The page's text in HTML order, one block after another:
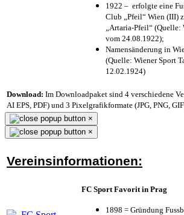
1922 – erfolgte eine
Club „Pfeil“ Wien (III)
„Artaria-Pfeil“
vom 24.08.1922);
Namensänderung in
(Quelle: Wiener Sport
12.02.1924)
Download: Im Downloadpaket sind 4 verschiedene
AI EPS, PDF) und 3 Pixelgrafikformate (JPG, PNG,
×
×
Vereinsinformationen:
FC Sport Favorit in Prag
1898 = Gründung